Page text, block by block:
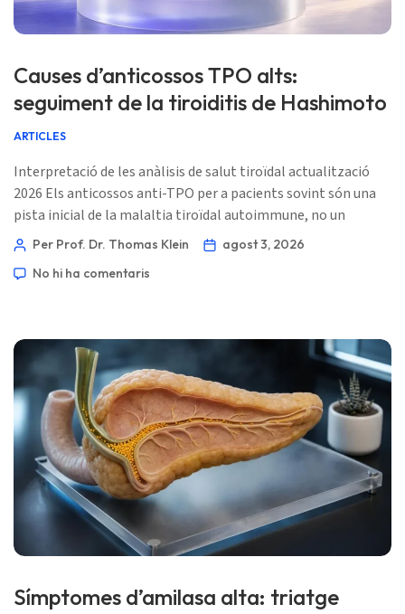
Causes d’anticossos TPO alts:
seguiment de la tiroiditis de Hashimoto
ARTICLES
Interpretació de les anàlisis de salut tiroïdal actualització
2026 Els anticossos anti-TPO per a pacients sovint són una
pista inicial de la malaltia tiroïdal autoimmune, no un
diagnòstic que necessiti tractament per si mateix. El següent
de risc personals al llarg del temps. 📖 ~11 minuts 📅 3
Per Prof. Dr. Thomas Klein
agost 3, 2026
No hi ha comentaris
Símptomes d’amilasa alta: triatge